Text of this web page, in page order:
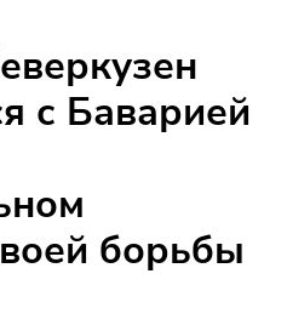
с Баварией
борьбы